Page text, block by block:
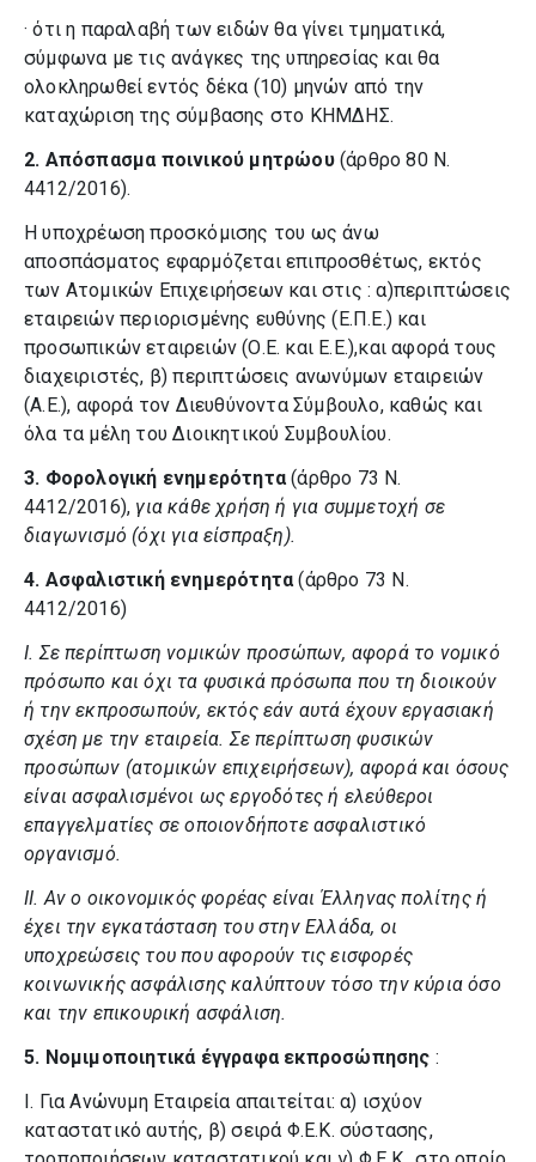
· ότι η παραλαβή των ειδών θα γίνει τμηματικά,
σύμφωνα με τις ανάγκες της υπηρεσίας και θα
ολοκληρωθεί εντός δέκα (10) μηνών από την
καταχώριση της σύμβασης στο ΚΗΜΔΗΣ.
2. Απόσπασμα ποινικού μητρώου(άρθρο 80 Ν.
4412/2016).
Η υποχρέωση προσκόμισης του ως άνω
αποσπάσματος εφαρμόζεται επιπροσθέτως, εκτός
των Ατομικών Επιχειρήσεων και στις : α)περιπτώσεις
εταιρειών περιορισμένης ευθύνης (Ε.Π.Ε.) και
προσωπικών εταιρειών (Ο.Ε. και Ε.Ε.),και αφορά τους
διαχειριστές, β) περιπτώσεις ανωνύμων εταιρειών
(Α.Ε.), αφορά τον Διευθύνοντα Σύμβουλο, καθώς και
όλα τα μέλη του Διοικητικού Συμβουλίου.
3. Φορολογική ενημερότητα(άρθρο 73 Ν.
4412/2016), για κάθε χρήση ή για συμμετοχή σε
διαγωνισμό (όχι για είσπραξη).
4. Ασφαλιστική ενημερότητα(άρθρο 73 Ν.
4412/2016)
I.Σε περίπτωση νομικών προσώπων, αφορά το νομικό
πρόσωπο και όχι τα φυσικά πρόσωπα που τη διοικούν
ή την εκπροσωπούν, εκτός εάν αυτά έχουν εργασιακή
σχέση με την εταιρεία. Σε περίπτωση φυσικών
προσώπων (ατομικών επιχειρήσεων), αφορά και όσους
είναι ασφαλισμένοι ως εργοδότες ή ελεύθεροι
επαγγελματίες σε οποιονδήποτε ασφαλιστικό
οργανισμό.
II.Αν ο οικονομικός φορέας είναι Έλληνας πολίτης ή
έχει την εγκατάσταση του στην Ελλάδα, οι
υποχρεώσεις του που αφορούν τις εισφορές
κοινωνικής ασφάλισης καλύπτουν τόσο την κύρια όσο
και την επικουρική ασφάλιση.
5. Νομιμοποιητικά έγγραφα εκπροσώπησης :
I. Για Ανώνυμη Εταιρεία απαιτείται: α) ισχύον
καταστατικό αυτής, β) σειρά Φ.Ε.Κ. σύστασης,